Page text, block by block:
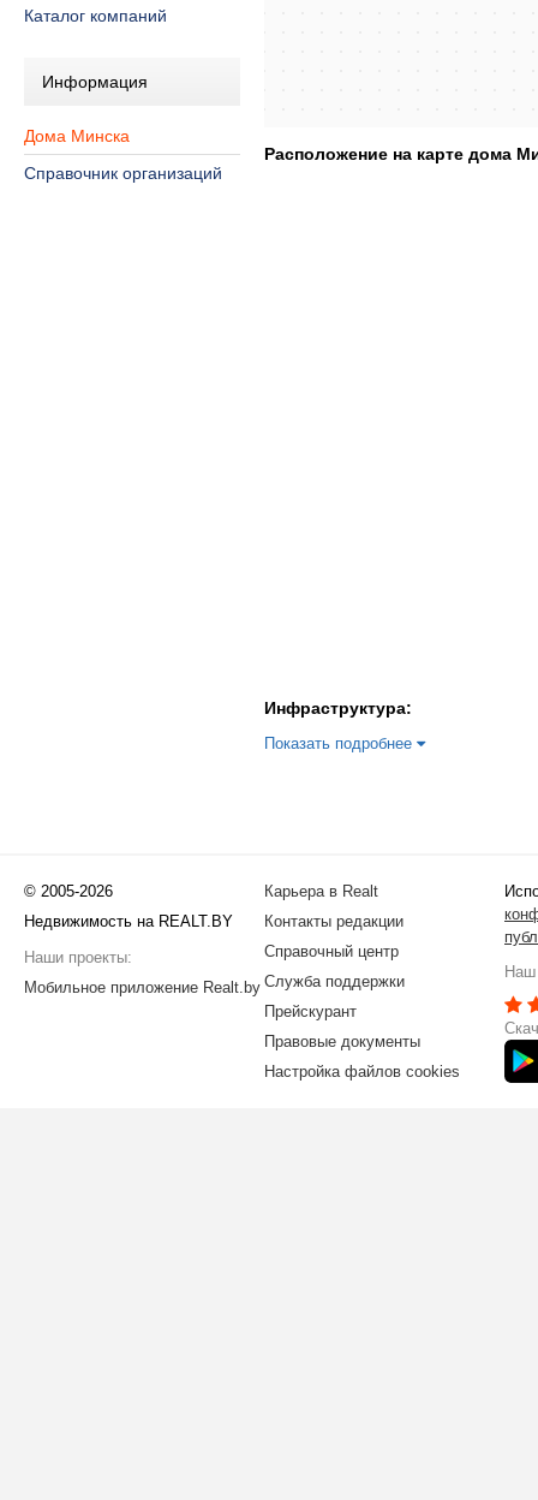
Каталог компаний
Информация
Дома Минска
Справочник организаций
Расположение на карте дома
Инфраструктура:
Показать подробнее
© 2005-2026
Недвижимость на REALT.BY
Наши проекты:
Мобильное приложение Realt.by
Карьера в Realt
Контакты редакции
Справочный центр
Служба поддержки
Прейскурант
Правовые документы
Настройка файлов cookies
Наш